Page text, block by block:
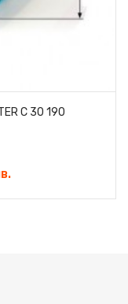
C 30 190